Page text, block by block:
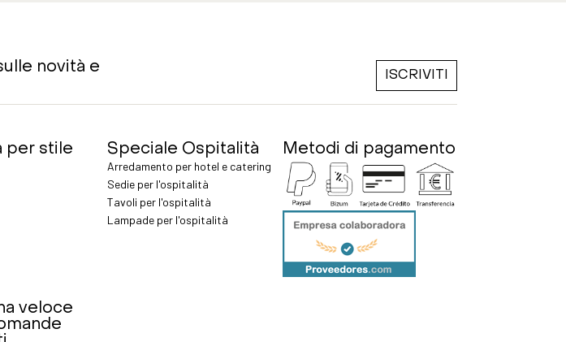
novità e
ISCRIVITI
per stile
veloce
Speciale Ospitalità
Arredamento per hotel e catering
Sedie per l'ospitalità
Tavoli per l'ospitalità
Lampade per l'ospitalità
Metodi di pagamento